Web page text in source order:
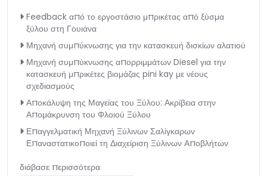
Feedback από το εργοστάσιο μπρικέτας από ξύσμα
ξύλου στη Γουιάνα
Μηχανή συμπύκνωσης για την κατασκευή δισκίων αλατιού
Μηχανή συμπύκνωσης απορριμμάτων Diesel για την
κατασκευή μπρικέτες βιομάζας pini kay με νέους
σχεδιασμούς
Αποκάλυψη της Μαγείας του Ξύλου: Ακρίβεια στην
Απομάκρυνση του Φλοιού Ξύλου
Επαγγελματική Μηχανή Ξύλινων Σαλίγκαρων
Επαναστατικοποιεί τη Διαχείριση Ξύλινων Αποβλήτων
διάβασε περισσότερα